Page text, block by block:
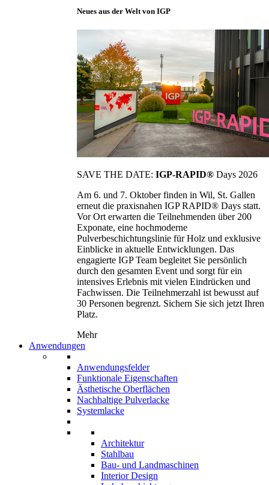
Neues aus der Welt von IGP
SAVE THE DATE: IGP-RAPID® Days 2026
Am 6. und 7. Oktober finden in Wil, St. Gallen
erneut die praxisnahen IGP RAPID® Days statt.
Vor Ort erwarten die Teilnehmenden über 200
Exponate, eine hochmoderne
Pulverbeschichtungslinie für Holz und exklusive
Einblicke in aktuelle Entwicklungen. Das
engagierte IGP Team begleitet Sie persönlich
durch den gesamten Event und sorgt für ein
intensives Erlebnis mit vielen Eindrücken und
Fachwissen. Die Teilnehmerzahl ist bewusst auf
30 Personen begrenzt. Sichern Sie sich jetzt Ihren
Platz.
Mehr
Anwendungen
Anwendungsfelder
Funktionale Eigenschaften
Ästhetische Oberflächen
Nachhaltige Pulverlacke
Systemlacke
Architektur
Stahlbau
Bau- und Landmaschinen
Interior Design